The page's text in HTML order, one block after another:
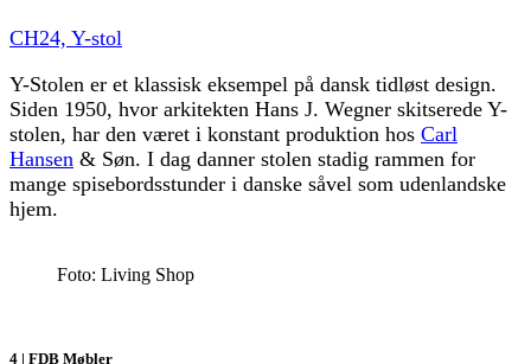
CH24, Y-stol
Y-Stolen er et klassisk eksempel på dansk tidløst design.
Siden 1950, hvor arkitekten Hans J. Wegner skitserede Y-
stolen, har den været i konstant produktion hos Carl
Hansen & Søn. I dag danner stolen stadig rammen for
mange spisebordsstunder i danske såvel som udenlandske
hjem.
Foto: Living Shop
4 | FDB Møbler